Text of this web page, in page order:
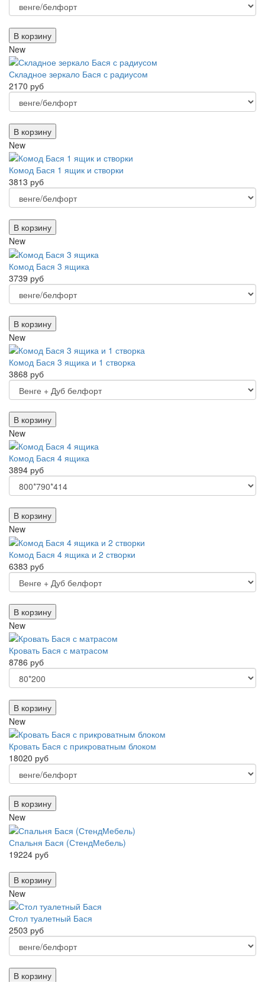
В корзину
New
Складное зеркало Бася с радиусом
2170 руб
В корзину
New
Комод Бася 1 ящик и створки
3813 руб
В корзину
New
Комод Бася 3 ящика
3739 руб
В корзину
New
Комод Бася 3 ящика и 1 створка
3868 руб
В корзину
New
Комод Бася 4 ящика
3894 руб
В корзину
New
Комод Бася 4 ящика и 2 створки
6383 руб
В корзину
New
Кровать Бася с матрасом
8786 руб
В корзину
New
Кровать Бася с прикроватным блоком
18020 руб
В корзину
New
Спальня Бася (СтендМебель)
19224 руб
В корзину
New
Стол туалетный Бася
2503 руб
В корзину